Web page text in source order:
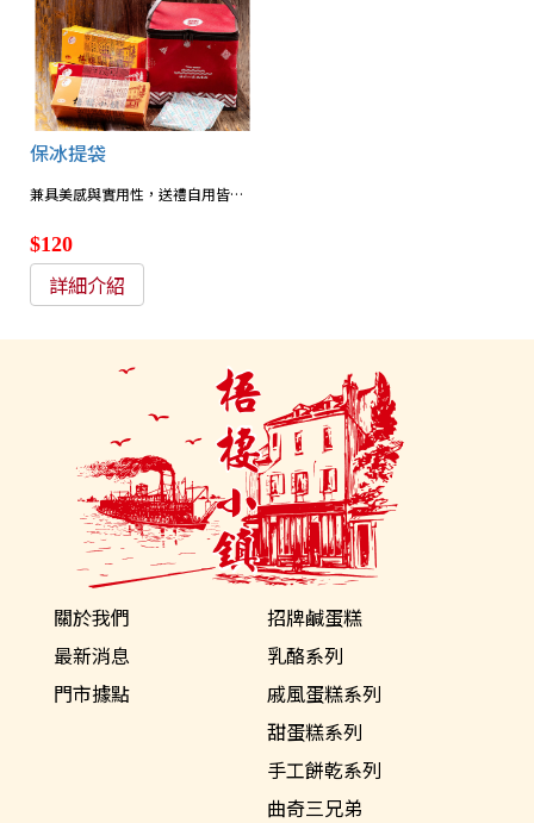
保冰提袋
兼具美感與實用性，送禮自用皆宜！【可放4~6盒鹹蛋糕，附2個保冷劑】
$120
詳細介紹
關於我們
最新消息
門市據點
招牌鹹蛋糕
乳酪系列
戚風蛋糕系列
甜蛋糕系列
手工餅乾系列
曲奇三兄弟